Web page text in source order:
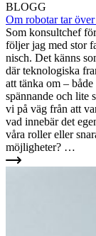
BLOGG
Om robotar tar
Som konsultchef
följer jag med stor
nisch. Det känns
där teknologiska
att tänka om –
spännande och lite
vi på väg från att
vad innebär det
våra roller eller
möjligheter? …